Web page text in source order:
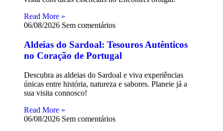
Read More »
06/08/2026 Sem comentários
Aldeias do Sardoal: Tesouros Autênticos
no Coração de Portugal
Descubra as aldeias do Sardoal e viva experiências
únicas entre história, natureza e sabores. Planeie já a
sua visita connosco!
Read More »
06/08/2026 Sem comentários